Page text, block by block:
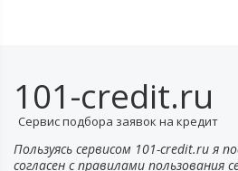
101-credit.ru
Сервис подбора заявок на кредит
Пользуясь сервисом 101-credit.ru я
согласен с правилами пользования